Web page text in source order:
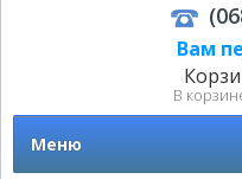
В
Вам
Меню